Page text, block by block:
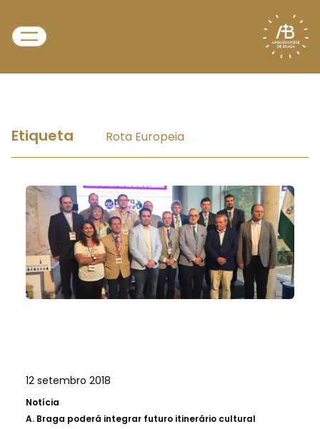
Etiqueta Rota Europeia
12 setembro 2018
Notícia
A. Braga poderá integrar futuro itinerário cultural